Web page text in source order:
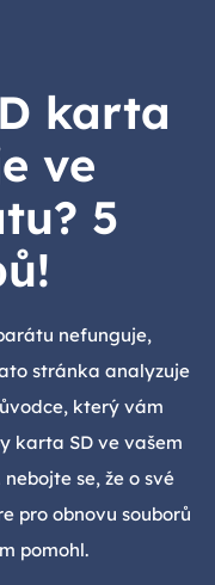
karta
ve
5
nefunguje,
stránka analyzuje
který vám
karta SD ve vašem
se, že o své
pro obnovu souborů
pomohl.